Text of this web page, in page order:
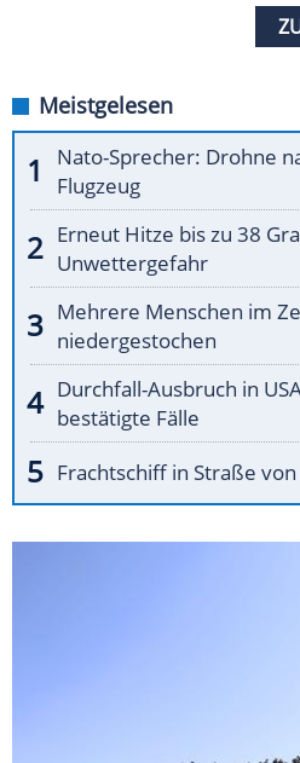
Meistgelesen
Nato-Sprecher: Drohne
Flugzeug
Erneut Hitze bis zu 38
Unwettergefahr
Mehrere Menschen im
niedergestochen
Durchfall-Ausbruch in
bestätigte Fälle
Frachtschiff in Straße